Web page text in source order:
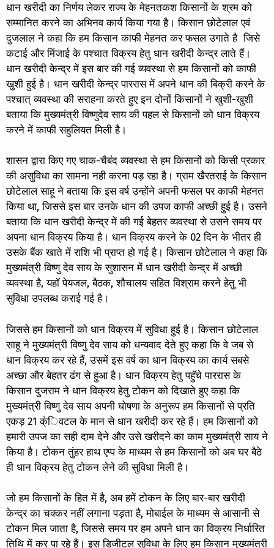
धान खरीदी का निर्णय लेकर राज्य के मेहनतकश किसानों के श्रम को
सम्मानित करने का अभिनव कार्य किया गया है। किसान छोटेलाल एवं
दुजलाल ने कहा कि हम किसान काफी मेहनत कर फसल उगाते है जिसे
कटाई और मिंजाई के पश्चात विक्रय हेतु धान खरीदी केन्द्र लाते हैं।
धान खरीदी केन्द्र में इस बार की गई व्यवस्था से हम किसानों को काफी
खुशी हुई है। धान खरीदी केन्द्र पाररास में अपने धान की बिक्री करने के
पश्चात् व्यवस्था की सराहना करते हुए इन दोनों किसानों ने खुशी-खुशी
बताया कि मुख्यमंत्री विष्णुदेव साय की पहल से किसानों को धान विक्रय
करने में काफी सहुलियत मिली है।
शासन द्वारा किए गए चाक-चैबंद व्यवस्था से हम किसानों को किसी प्रकार
की असुविधा का सामना नही करना पड़ रहा है। ग्राम खैरतराई के किसान
छोटेलाल साहू ने बताया कि इस वर्ष उन्होंने अपनी फसल पर काफी मेहनत
किया था, जिससे इस बार उनके धान की उपज काफी अच्छी हुई है। उसने
बताया कि धान खरीदी केन्द्र में की गई बेहतर व्यवस्था से उसने समय पर
अपना धान विक्रय किया है। धान विक्रय करने के 02 दिन के भीतर ही
उसके बैंक खाते में राशि भी प्राप्त हो गई है। किसान छोटेलाल ने कहा कि
मुख्यमंत्री विष्णु देव साय के सुशासन में धान खरीदी केन्द्र में अच्छी
व्यवस्था है, यहाॅ पेयजल, बैठक, शौचालय सहित विश्राम करने हेतु भी
सुविधा उपलब्ध कराई गई है।
जिससे हम किसानों को धान विक्रय में सुविधा हुई है। किसान छोटेलाल
साहू ने मुख्यमंत्री विष्णु देव साय को धन्यवाद देते हुए कहा कि वे जब से
धान विक्रय कर रहे हैं, उसमें इस वर्ष का धान विक्रय का कार्य सबसे
अच्छा और बेहतर ढंग से हुआ है। धान विक्रय हेतु पहुॅचे पाररास के
किसान दुजराम ने धान विक्रय हेतु टोकन को दिखाते हुए कहा कि
मुख्यमंत्री विष्णु देव साय अपनी घोषणा के अनुरूप हम किसानों से प्रति
एकड़ 21 क्ंिवटल के मान से धान खरीदी कर रहे हैं। हम किसानों को
हमारी उपज का सही दाम देने और उसे खरीदने का काम मुख्यमंत्री साय ने
किया है। टोकन तुंहर हाथ एप्प के माध्यम से हम किसानों को अब घर बैठे
ही धान विक्रय हेतु टोकन लेने की सुविधा मिली है।
जो हम किसानों के हित में है, अब हमें टोकन के लिए बार-बार खरीदी
केन्द्र का चक्कर नहीं लगाना पड़ता है, मोबाईल के माध्यम से आसानी से
टोकन मिल जाता है, जिससे समय पर हम अपने धान का विक्रय निर्धारित
तिथि में कर पा रहे हैं। इस डिजीटल सुविधा के लिए हम किसान मुख्यमंत्री